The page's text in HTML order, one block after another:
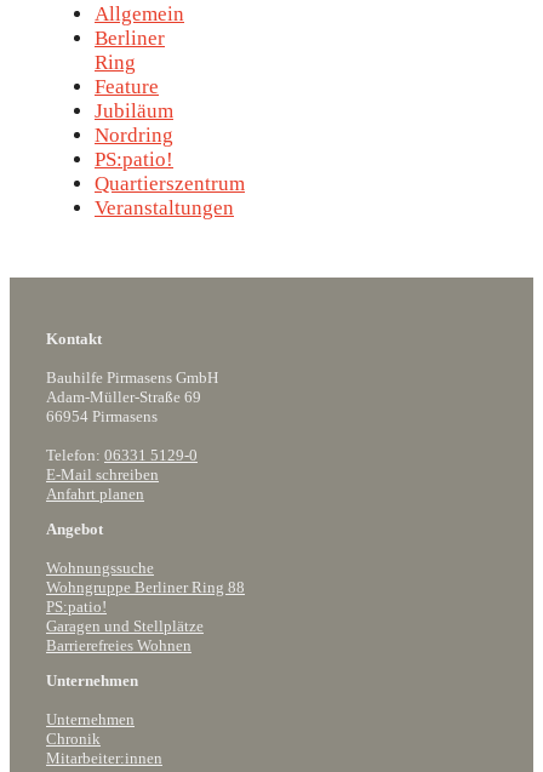
Allgemein
Berliner
Ring
Feature
Jubiläum
Nordring
PS:patio!
Quartierszentrum
Veranstaltungen
Kontakt
Bauhilfe Pirmasens GmbH
Adam-Müller-Straße 69
66954 Pirmasens
Telefon: 06331 5129-0
E-Mail schreiben
Anfahrt planen
Angebot
Wohnungssuche
Wohngruppe Berliner Ring 88
PS:patio!
Garagen und Stellplätze
Barrierefreies Wohnen
Unternehmen
Unternehmen
Chronik
Mitarbeiter:innen